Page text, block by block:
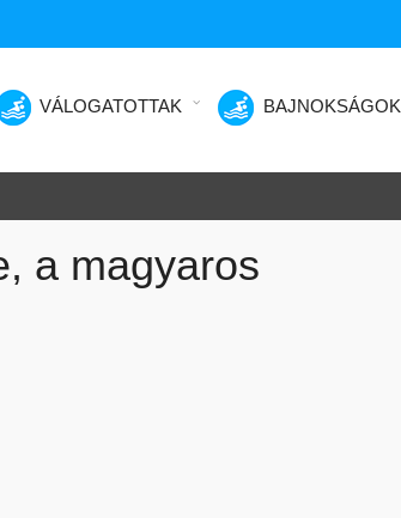
VÁLOGATOTTAK BAJNOKSÁGOK
a magyaros